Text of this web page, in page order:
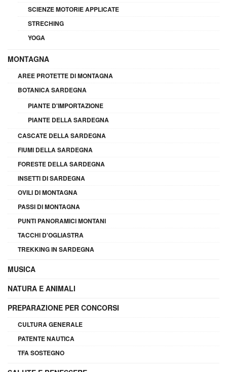
SCIENZE MOTORIE APPLICATE
STRECHING
YOGA
MONTAGNA
AREE PROTETTE DI MONTAGNA
BOTANICA SARDEGNA
PIANTE D'IMPORTAZIONE
PIANTE DELLA SARDEGNA
CASCATE DELLA SARDEGNA
FIUMI DELLA SARDEGNA
FORESTE DELLA SARDEGNA
INSETTI DI SARDEGNA
OVILI DI MONTAGNA
PASSI DI MONTAGNA
PUNTI PANORAMICI MONTANI
TACCHI D'OGLIASTRA
TREKKING IN SARDEGNA
MUSICA
NATURA E ANIMALI
PREPARAZIONE PER CONCORSI
CULTURA GENERALE
PATENTE NAUTICA
TFA SOSTEGNO